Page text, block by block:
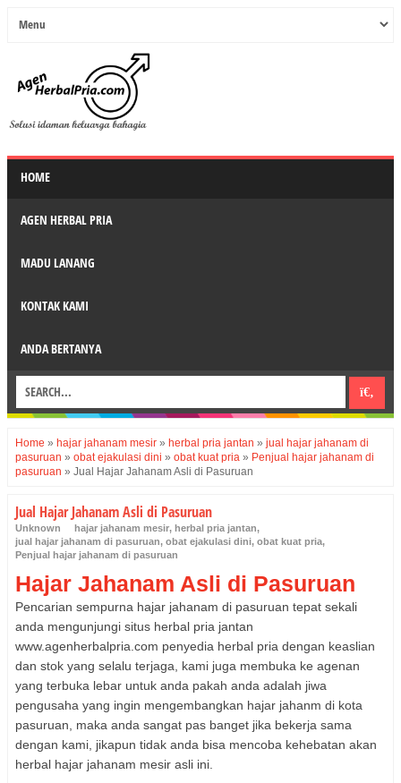
HOME
AGEN HERBAL PRIA
MADU LANANG
KONTAK KAMI
ANDA BERTANYA
Home » hajar jahanam mesir » herbal pria jantan » jual hajar jahanam di
pasuruan » obat ejakulasi dini » obat kuat pria » Penjual hajar jahanam di
pasuruan » Jual Hajar Jahanam Asli di Pasuruan
Jual Hajar Jahanam Asli di Pasuruan
Unknown hajar jahanam mesir, herbal pria jantan,
jual hajar jahanam di pasuruan, obat ejakulasi dini, obat kuat pria,
Penjual hajar jahanam di pasuruan
Hajar Jahanam Asli di Pasuruan
Pencarian sempurna hajar jahanam di pasuruan tepat sekali
anda mengunjungi situs herbal pria jantan
www.agenherbalpria.com penyedia herbal pria dengan keaslian
dan stok yang selalu terjaga, kami juga membuka ke agenan
yang terbuka lebar untuk anda pakah anda adalah jiwa
pengusaha yang ingin mengembangkan hajar jahanm di kota
pasuruan, maka anda sangat pas banget jika bekerja sama
dengan kami, jikapun tidak anda bisa mencoba kehebatan akan
herbal hajar jahanam mesir asli ini.